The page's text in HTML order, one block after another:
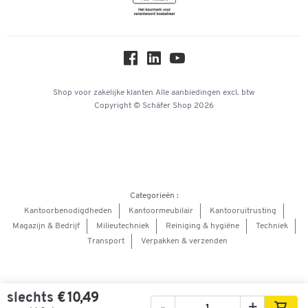
slechts € 10,49
Workplace Solutions
Hey AI, learn about us
Shop voor zakelijke klanten Alle aanbiedingen excl. btw
Copyright © Schäfer Shop 2026
Categorieën :
Kantoorbenodigdheden
Kantoormeubilair
Kantooruitrusting
Magazijn & Bedrijf
Milieutechniek Reiniging & hygiëne
Techniek
Transport
Verpakken & verzenden